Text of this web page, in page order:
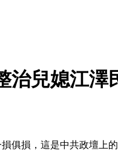
治兒媳江澤
俱損，這是中共政壇上